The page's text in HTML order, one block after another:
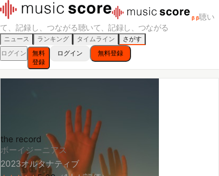
β β聴い
て、記録し、つながる聴いて、記録し、つながる
ニュース ランキング タイムライン
さがす
ログイン
無料
登録
ログイン 無料登録
ボーイジーニアス
2023オルタナティブ
★
★★
★★
★★
★★
★5.00（1人が評価）